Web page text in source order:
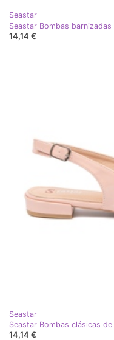
Seastar
Seastar Bombas
14,14 €
Seastar
Seastar Bombas clásicas
14,14 €